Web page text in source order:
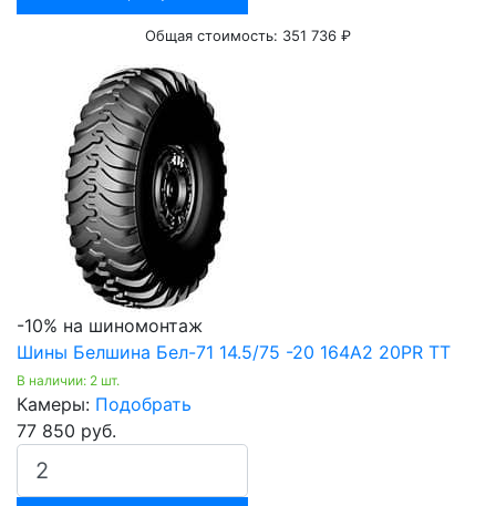
Общая стоимость: 351 736 ₽
-10% на шиномонтаж
Шины Белшина Бел-71 14.5/75 -20 164А2 20PR TT
В наличии: 2 шт.
Камеры: Подобрать
77 850 руб.